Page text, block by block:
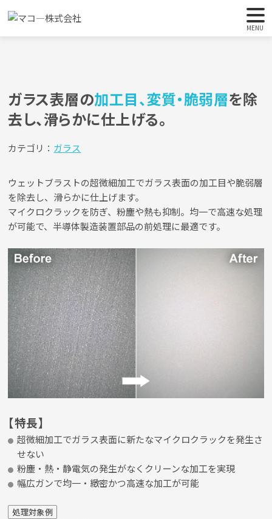
MENU
HOME
ガラス表層の加工目、変質・脆弱層を除
去し、滑らかに仕上げる。
カテゴリ： ガラス
ウェットブラストの超微細加工でガラス表面の加工目や脆弱層
を除去し、滑らかに仕上げます。
マイクロクラックを防ぎ、粉塵や熱も抑制。均一で高速な処理
が可能で、半導体製造装置部品の前処理に最適です。
【特長】
超微細加工でガラス表面に新たなマイクロクラックを発生さ
せない
粉塵・熱・静電気の発生がなくクリーンな加工を実現
幅広ガンで均一・緻密かつ高速な加工が可能
処理対象例